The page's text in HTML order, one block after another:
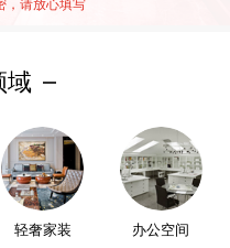
，请放心填写
域
轻奢家装 办公空间